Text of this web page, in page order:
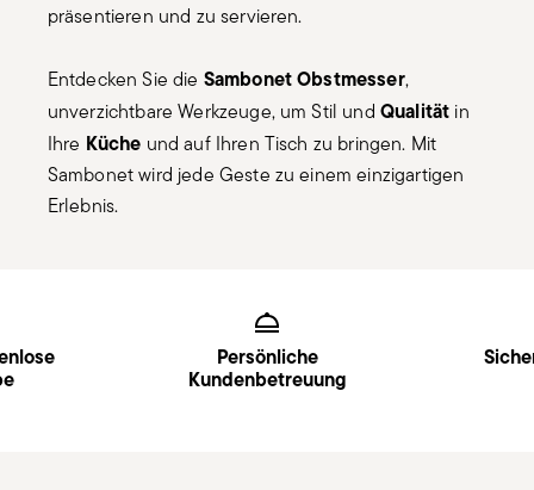
präsentieren und zu servieren.
Entdecken Sie die Sambonet Obstmesser,
unverzichtbare Werkzeuge, um Stil und Qualität in
Ihre Küche und auf Ihren Tisch zu bringen. Mit
Sambonet wird jede Geste zu einem einzigartigen
Erlebnis.
Persönliche
Kundenbetreuung